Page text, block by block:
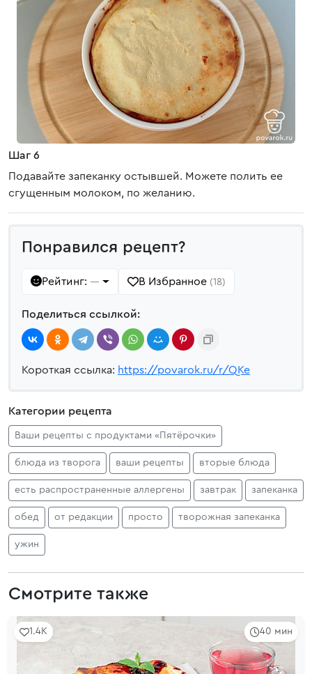
Шаг 6
Подавайте запеканку остывшей. Можете полить ее
сгущенным молоком, по желанию.
Понравился рецепт?
Рейтинг: — В Избранное (18)
Поделиться ссылкой:
Короткая ссылка: https://povarok.ru/r/QKe
Категории рецепта
Ваши рецепты с продуктами «Пятёрочки»
блюда из творога ваши рецепты вторые блюда
есть распространенные аллергены завтрак запеканка
обед от редакции просто творожная запеканка
ужин
Смотрите также
40 мин
1.4K